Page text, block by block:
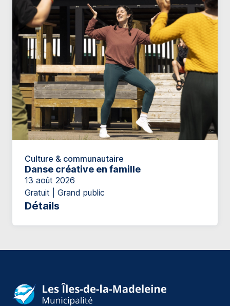
Culture & communautaire
Danse créative en famille
13 août 2026
Gratuit | Grand public
Détails